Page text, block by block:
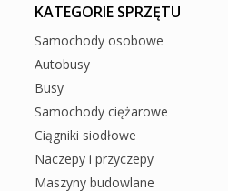
KATEGORIE SPRZĘTU
Samochody osobowe
Autobusy
Busy
Samochody ciężarowe
Ciągniki siodłowe
Naczepy i przyczepy
Maszyny budowlane